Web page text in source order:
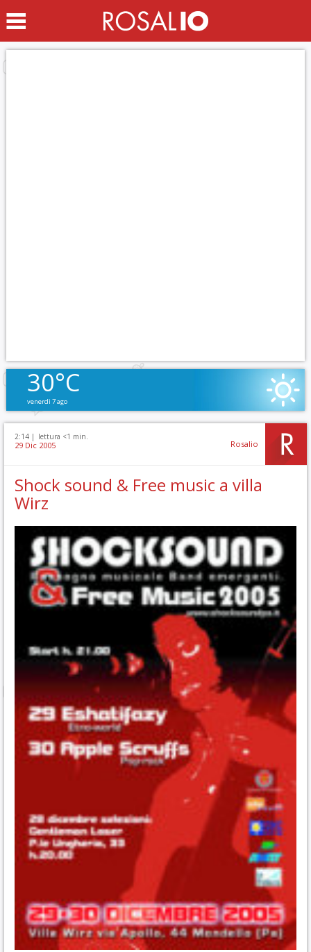
30°C
venerdì 7 ago
2:14 | lettura <1 min.
29 Dic 2005 Rosalio
Shock sound & Free music a villa
Wirz